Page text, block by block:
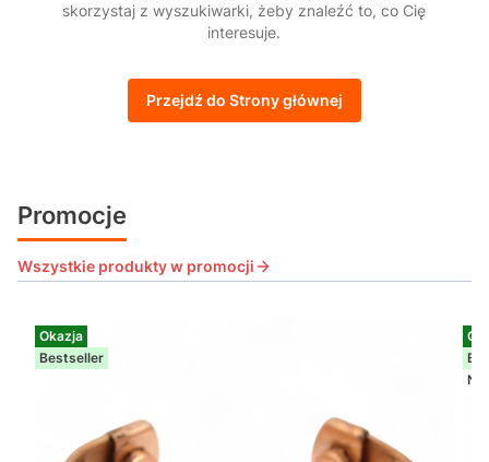
skorzystaj z wyszukiwarki, żeby znaleźć to, co Cię
interesuje.
Przejdź do Strony głównej
Promocje
Wszystkie produkty w promocji
Okazja
Bestseller